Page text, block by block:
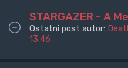
STARGAZER - A
Ostatni post autor:
13:46